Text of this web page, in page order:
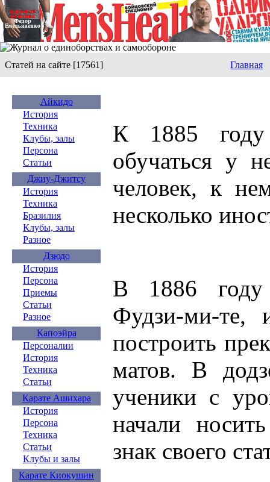
Статей на сайте [17561] Главная
Айкидо
История
Техника
Клубы, залы
Персона
Статьи
Джиу-Джитсу
История
Техника
Бразилия
Клубы, залы
Разное
Дзюдо
История
Персона
Приемы
Статьи
Разное
Капоэйра
Персоналии
История
Техника
Статьи
Карате Ашихара
История
Персона
Техника
Статьи
Клубы и залы
Карате Киокушин
К 1885
обучаться у
человек, к
несколько
В 1886 году
Фудзи-ми-те,
построить
матов. В
ученики с
начали
знак своего